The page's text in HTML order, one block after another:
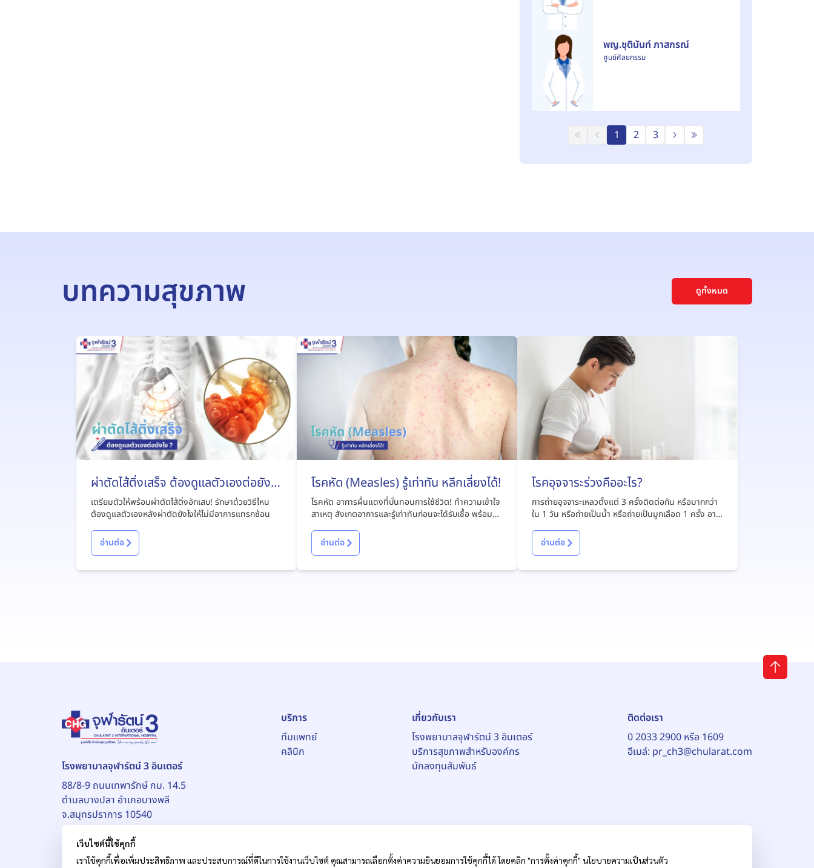
พญ.ชุตินันท์ ภาสกรณ์
ศูนย์ศัลยกรรม
1 2 3
บทความสุขภาพ ดูทั้งหมด
ผ่าตัดไส้ติ่งเสร็จ ต้องดูแลตัวเองต่อยังไง
?
เตรียมตัวให้พร้อมผ่าตัดไส้ติ่งอักเสบ! รักษาด้วยวิธีไหน
ต้องดูแลตัวเองหลังผ่าตัดยังไงให้ไม่มีอาการแทรกซ้อน
อ่านต่อ
โรคหัด (Measles) รู้เท่าทัน หลีกเลี่ยงได้!
โรคหัด อาการผื่นแดงที่บั่นทอนการใช้ชีวิต! ทำความเข้าใจ
สาเหตุ สังเกตอาการและรู้เท่าทันก่อนจะได้รับเชื้อ พร้อมหา
อ่านต่อ
โรคอุจจาระร่วงคืออะไร?
การถ่ายอุจจาระเหลวตั้งแต่ 3 ครั้งติดต่อกัน หรือมากกว่า
ใน 1 วัน หรือถ่ายเป็นน้ำ หรือถ่ายเป็นมูกเลือด 1 ครั้ง อาจ
อ่านต่อ
โรงพยาบาลจุฬารัตน์ 3 อินเตอร์
88/8-9 ถนนเทพารักษ์ กม. 14.5
ตำบลบางปลา อำเภอบางพลี
จ.สมุทรปราการ 10540
บริการ
ทีมแพทย์
คลินิก
เกี่ยวกับเรา
โรงพยาบาลจุฬารัตน์ 3 อินเตอร์
บริการสุขภาพสำหรับองค์กร
นักลงทุนสัมพันธ์
ติดต่อเรา
0 2033 2900 หรือ 1609
อีเมล์: pr_ch3@chularat.com
เว็บไซต์นี้ใช้คุกกี้
เราใช้คุกกี้เพื่อเพิ่มประสิทธิภาพ และประสบการณ์ที่ดีในการใช้งานเว็บไซต์ คุณสามารถเลือกตั้งค่าความยินยอมการใช้คุกกี้ได้ โดยคลิก "การตั้งค่าคุกกี้" นโยบายความเป็นส่วนตัว